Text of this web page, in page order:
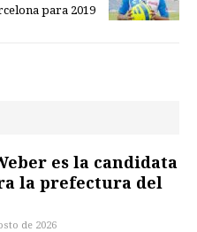
para 2019
es la candidata
la prefectura del
de 2026